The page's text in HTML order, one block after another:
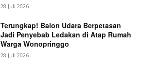
28 Juli 2026
Terungkap! Balon Udara Berpetasan
Jadi Penyebab Ledakan di Atap Rumah
Warga Wonopringgo
28 Juli 2026